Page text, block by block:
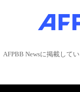
AFPBB Newsに掲載して